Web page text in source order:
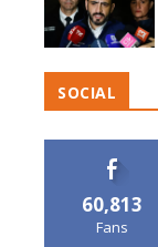
SOCIAL
60,813
Fans